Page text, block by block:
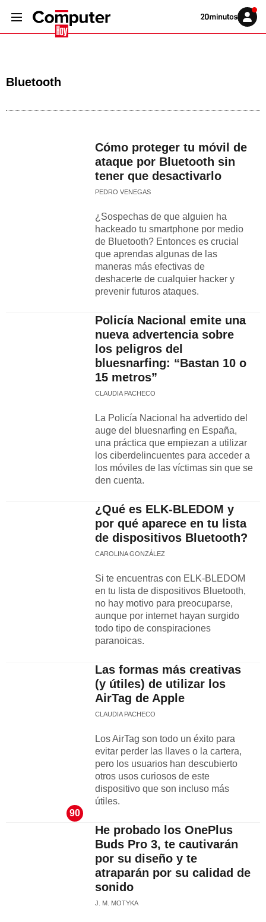
Volver
Iniciar
sesión
Bluetooth
Cómo proteger tu móvil de
ataque por Bluetooth sin
tener que desactivarlo
PEDRO VENEGAS
¿Sospechas de que alguien ha
hackeado tu smartphone por medio
de Bluetooth? Entonces es crucial
que aprendas algunas de las
maneras más efectivas de
deshacerte de cualquier hacker y
prevenir futuros ataques.
Policía Nacional emite una
nueva advertencia sobre
los peligros del
bluesnarfing: “Bastan 10 o
15 metros”
CLAUDIA PACHECO
La Policía Nacional ha advertido del
auge del bluesnarfing en España,
una práctica que empiezan a utilizar
los ciberdelincuentes para acceder a
los móviles de las víctimas sin que se
den cuenta.
¿Qué es ELK-BLEDOM y
por qué aparece en tu lista
de dispositivos Bluetooth?
CAROLINA GONZÁLEZ
Si te encuentras con ELK-BLEDOM
en tu lista de dispositivos Bluetooth,
no hay motivo para preocuparse,
aunque por internet hayan surgido
todo tipo de conspiraciones
paranoicas.
Las formas más creativas
(y útiles) de utilizar los
AirTag de Apple
CLAUDIA PACHECO
Los AirTag son todo un éxito para
evitar perder las llaves o la cartera,
pero los usuarios han descubierto
otros usos curiosos de este
dispositivo que son incluso más
útiles.
90
He probado los OnePlus
Buds Pro 3, te cautivarán
por su diseño y te
atraparán por su calidad de
sonido
J. M. MOTYKA